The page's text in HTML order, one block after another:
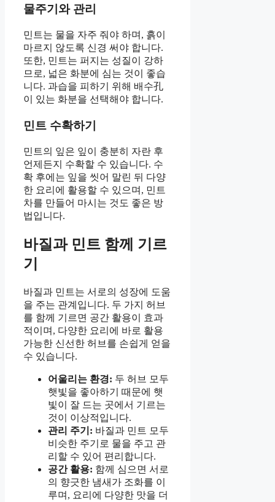
물주기와 관리
민트는 물을 자주 줘야 하며, 흙이
마르지 않도록 신경 써야 합니다.
또한, 민트는 퍼지는 성질이 강하
므로, 넓은 화분에 심는 것이 좋습
니다. 과습을 피하기 위해 배수孔
이 있는 화분을 선택해야 합니다.
민트 수확하기
민트의 잎은 잎이 충분히 자란 후
언제든지 수확할 수 있습니다. 수
확 후에는 잎을 씻어 말린 뒤 다양
한 요리에 활용할 수 있으며, 민트
차를 만들어 마시는 것도 좋은 방
법입니다.
바질과 민트 함께 기르
기
바질과 민트는 서로의 성장에 도움
을 주는 관계입니다. 두 가지 허브
를 함께 기르면 공간 활용이 효과
적이며, 다양한 요리에 바로 활용
가능한 신선한 허브를 손쉽게 얻을
수 있습니다.
어울리는 환경: 두 허브 모두
햇빛을 좋아하기 때문에 햇
빛이 잘 드는 곳에서 기르는
것이 이상적입니다.
관리 주기: 바질과 민트 모두
비슷한 주기로 물을 주고 관
리할 수 있어 편리합니다.
공간 활용: 함께 심으면 서로
의 향긋한 냄새가 조화를 이
루며, 요리에 다양한 맛을 더